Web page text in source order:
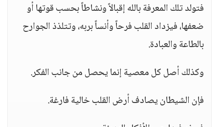
فتولد تلك المعرفة بالله إقبالاً ونشاطاً بحسب قوتها أو
ضعفها، فيزداد القلب فرحاً وأنساً بربه، وتتلذذ الجوارح
بالطاعة والعبادة.
وكذلك أصل كل معصية إنما يحصل من جانب الفكر.
فإن الشيطان يصادف أرض القلب خالية فارغة.